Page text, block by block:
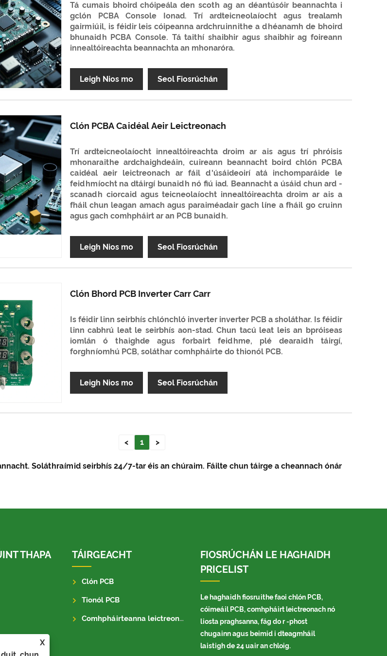
Tá cumais bhoird chóipeála den scoth ag an déantúsóir beannachta i
gclón PCBA Console Ionad. Trí ardteicneolaíocht agus trealamh
gairmiúil, is féidir leis cóipeanna ardchruinnithe a dhéanamh de bhoird
bhunaidh PCBA Console. Tá taithí shaibhir agus shaibhir ag foireann
innealtóireachta beannachta an mhonaróra.
Leigh Nios mo Seol Fiosrúchán
Clón PCBA Caidéal Aeir Leictreonach
Trí ardteicneolaíocht innealtóireachta droim ar ais agus trí phróisis
mhonaraithe ardchaighdeáin, cuireann beannacht boird chlón PCBA
caidéal aeir leictreonach ar fáil d'úsáideoirí atá inchomparáide le
feidhmíocht na dtáirgí bunaidh nó fiú iad. Beannacht a úsáid chun ard -
scanadh ciorcaid agus teicneolaíocht innealtóireachta droim ar ais a
fháil chun leagan amach agus paraiméadair gach líne a fháil go cruinn
agus gach comhpháirt ar an PCB bunaidh.
Leigh Nios mo Seol Fiosrúchán
Clón Bhord PCB Inverter Carr Carr
Is féidir linn seirbhís chlónchló inverter inverter PCB a sholáthar. Is féidir
linn cabhrú leat le seirbhís aon-stad. Chun tacú leat leis an bpróiseas
iomlán ó thaighde agus forbairt feidhme, plé dearaidh táirgí,
forghníomhú PCB, soláthar comhpháirte do thionól PCB.
Leigh Nios mo Seol Fiosrúchán
< 1 >
Soláthraímid seirbhís 24/7-tar éis an chúraim. Fáilte chun táirge a cheannach ónár
X
THAPA TÁIRGEACHT
Clón PCB
Tionól PCB
Comhpháirteanna leictreonacha
FIOSRÚCHÁN LE HAGHAIDH
PRICELIST
Le haghaidh fiosruithe faoi chlón PCB,
cóimeáil PCB, comhpháirt leictreonach nó
liosta praghsanna, fág do r -phost
chugainn agus beimid i dteagmháil
laistigh de 24 uair an chloig.